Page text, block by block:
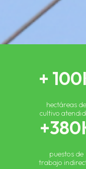
+ 100
hectáreas de
cultivo
+380
puestos de
trabajo